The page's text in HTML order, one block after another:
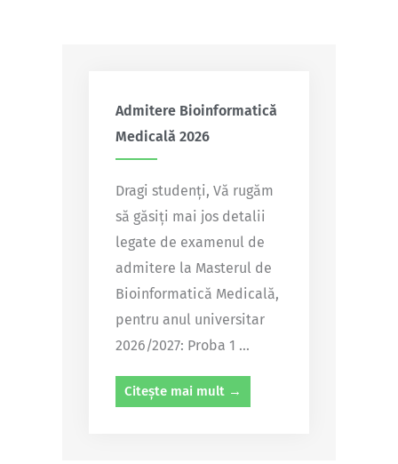
Admitere Bioinformatică
Medicală 2026
Dragi studenți, Vă rugăm
să găsiți mai jos detalii
legate de examenul de
admitere la Masterul de
Bioinformatică Medicală,
pentru anul universitar
2026/2027: Proba 1 ...
Citește mai mult →